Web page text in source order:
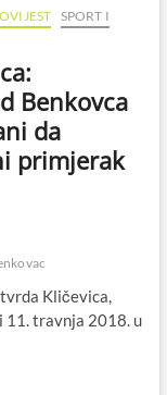
SPORT I
Benkovca
da
primjerak
Kličevica,
11. travnja 2018. u